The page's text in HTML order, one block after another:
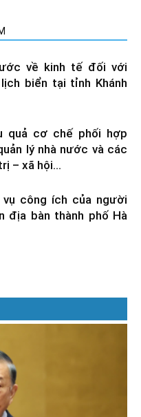
về kinh tế đối với
biển tại tỉnh Khánh
quả cơ chế phối hợp
lý nhà nước và các
– xã hội...
công ích của người
địa bàn thành phố Hà